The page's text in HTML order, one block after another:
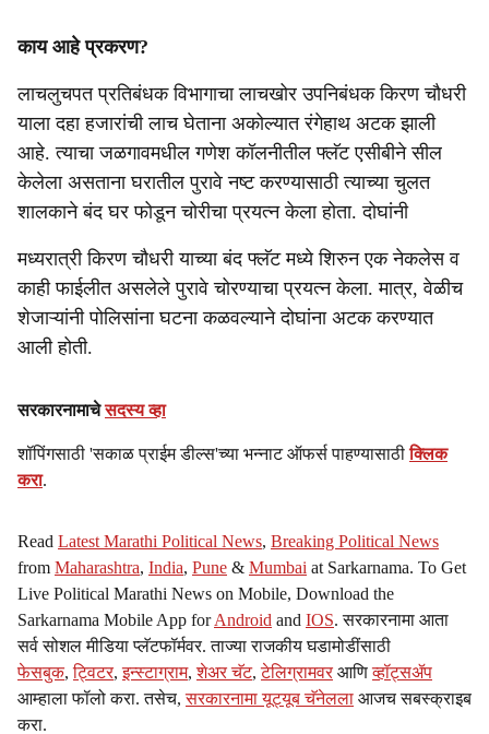
काय आहे प्रकरण?
लाचलुचपत प्रतिबंधक विभागाचा लाचखोर उपनिबंधक किरण चौधरी
याला दहा हजारांची लाच घेताना अकोल्यात रंगेहाथ अटक झाली
आहे. त्याचा जळगावमधील गणेश कॉलनीतील फ्लॅट एसीबीने सील
केलेला असताना घरातील पुरावे नष्ट करण्यासाठी त्याच्या चुलत
शालकाने बंद घर फोडून चोरीचा प्रयत्न केला होता. दोघांनी
मध्यरात्री किरण चौधरी याच्या बंद फ्लॅट मध्ये शिरुन एक नेकलेस व
काही फाईलीत असलेले पुरावे चोरण्याचा प्रयत्न केला. मात्र, वेळीच
शेजाऱ्यांनी पोलिसांना घटना कळवल्याने दोघांना अटक करण्यात
आली होती.
सरकारनामाचेसदस्य व्हा
शॉपिंगसाठी 'सकाळ प्राईम डील्स'च्या भन्नाट ऑफर्स पाहण्यासाठीक्लिक
करा.
Read Latest Marathi Political News, Breaking Political News
from Maharashtra, India, Pune & Mumbai at Sarkarnama. To Get
Live Political Marathi News on Mobile, Download the
Sarkarnama Mobile App forAndroid and IOS. सरकारनामा आता
सर्व सोशल मीडिया प्लॅटफॉर्मवर. ताज्या राजकीय घडामोडींसाठी
फेसबुक,ट्विटर,इन्स्टाग्राम,शेअर चॅट,टेलिग्रामवर आणिव्हॉट्सॲप
आम्हाला फॉलो करा. तसेच,सरकारनामा यूट्यूब चॅनेलला आजच सबस्क्राइब
करा.